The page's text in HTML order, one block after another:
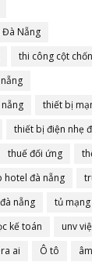
Đà Nẵng
thi công cột
thiết bị
thiết bị điện nhẹ
thuế đối ứng
hotel đà nẵng
nẵng
tủ
kế toán
unv
ai Ô tô